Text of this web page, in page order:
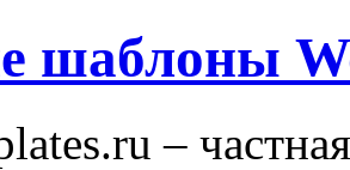
шаблоны
–